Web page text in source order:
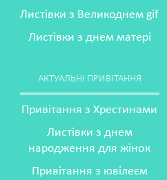
Листівки з Великоднем gif
Листівки з днем матері
АКТУАЛЬНІ ПРИВІТАННЯ
Привітання з Хрестинами
Листівки з днем
народження для жінок
Привітання з ювілеєм